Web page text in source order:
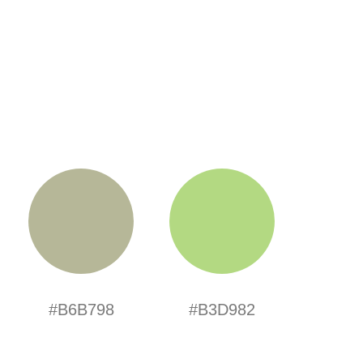
#B6B798 #B3D982